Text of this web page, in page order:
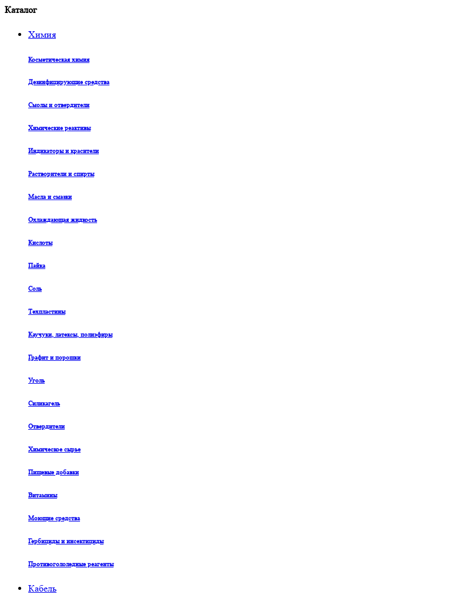
Каталог
Химия
Косметическая химия
Дезинфицирующие средства
Смолы и отвердители
Химические реактивы
Индикаторы и красители
Растворители и спирты
Масла и смазки
Охлаждающая жидкость
Кислоты
Пайка
Соль
Техпластины
Каучуки, латексы, полиэфиры
Графит и порошки
Уголь
Силикагель
Отвердители
Химическое сырье
Пищевые добавки
Витамины
Моющие средства
Гербициды и инсектициды
Противогололедные реагенты
Кабель